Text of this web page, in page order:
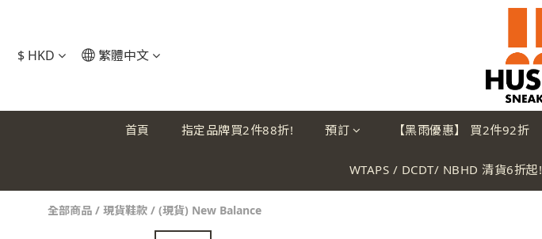
$ HKD 繁體中文
首頁 指定品牌買2件88折! 預訂 【黑雨優惠】 買2件92折
WTAPS / DCDT/ NBHD 清貨6折起!
全部商品 / 現貨鞋款 / (現貨) New Balance